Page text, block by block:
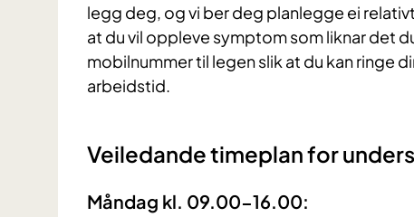
legg deg, og vi ber deg planlegge ei
at du vil oppleve symptom som liknar det
mobilnummer til legen slik at du kan ringe
arbeidstid.
Veiledande timeplan for
Måndag kl. 09.00-16.00: